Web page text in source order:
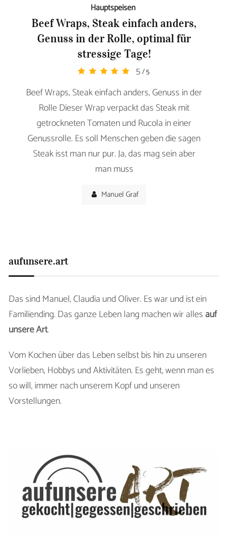
Hauptspeisen
Beef Wraps, Steak einfach anders,
Genuss in der Rolle, optimal für
stressige Tage!
5/ 5
Beef Wraps, Steak einfach anders, Genuss in der
Rolle Dieser Wrap verpackt das Steak mit
getrockneten Tomaten und Rucola in einer
Genussrolle. Es soll Menschen geben die sagen
Steak isst man nur pur. Ja, das mag sein aber
man muss
Manuel Graf
aufunsere.art
Das sind Manuel, Claudia und Oliver. Es war und ist ein
Familiending. Das ganze Leben lang machen wir alles auf
unsere Art.
Vom Kochen über das Leben selbst bis hin zu unseren
Vorlieben, Hobbys und Aktivitäten. Es geht, wenn man es
so will, immer nach unserem Kopf und unseren
Vorstellungen.